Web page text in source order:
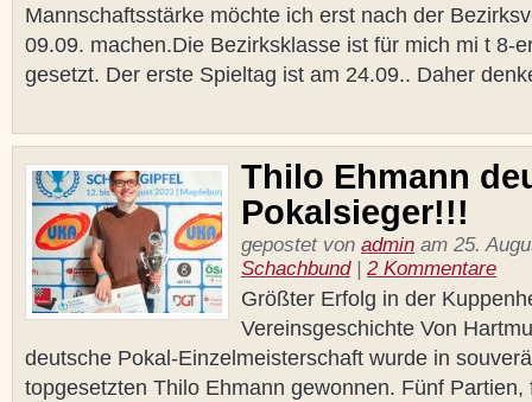
Mannschaftsstärke möchte ich erst nach der
09.09. machen.Die Bezirksklasse ist für mich mi t 8-
gesetzt. Der erste Spieltag ist am 24.09.. Daher
Thilo Ehmann
Pokalsieger!!!
gepostet von admin am 25.
Schachbund| 2 Kommentare
Größter Erfolg in der
Vereinsgeschichte Von
deutsche Pokal-Einzelmeisterschaft wurde in
topgesetzten Thilo Ehmann gewonnen. Fünf Partien,